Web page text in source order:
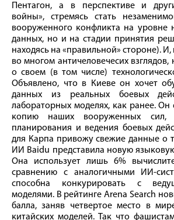
Пентагон, а в перспективе и
войны», стремясь стать
вооруженного конфликта на уровне
данных, но и на стадии принятия
находясь на «правильной» стороне). И,
во многом античеловечесих взглядов,
о своем (в том числе)
Объявлено, что в Киеве он хочет
данных из реальных боевых
лабораторных моделях, как ранее. Он
копию наших вооруженных сил,
планирования и ведения боевых
для Карпа привожу свежие данные о
ИИ Baidu представила новую
Она использует лишь 6%
сравнению с аналогичными ИИ-
способна конкурировать с
моделями. В рейтинге Arena Search
балла, заняв четвертое место в
китайских моделей. Так что